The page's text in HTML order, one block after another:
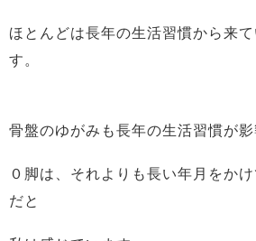
ほとんどは長年の生活習慣から来
す。
骨盤のゆがみも長年の生活習慣が影
０脚は、それよりも長い年月をか
だと